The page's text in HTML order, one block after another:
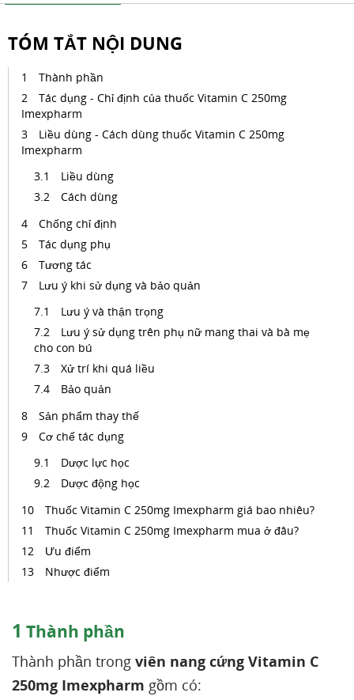
TÓM TẮT NỘI DUNG
Thành phần
Tác dụng - Chỉ định của thuốc Vitamin C 250mg
Imexpharm
Liều dùng - Cách dùng thuốc Vitamin C 250mg
Imexpharm
Liều dùng
Cách dùng
Chống chỉ định
Tác dụng phụ
Tương tác
Lưu ý khi sử dụng và bảo quản
Lưu ý và thận trọng
Lưu ý sử dụng trên phụ nữ mang thai và bà mẹ
cho con bú
Xử trí khi quá liều
Bảo quản
Sản phẩm thay thế
Cơ chế tác dụng
Dược lực học
Dược động học
Thuốc Vitamin C 250mg Imexpharm giá bao nhiêu?
Thuốc Vitamin C 250mg Imexpharm mua ở đâu?
Ưu điểm
Nhược điểm
1 Thành phần
Thành phần trong viên nang cứng Vitamin C
250mg Imexpharm gồm có: